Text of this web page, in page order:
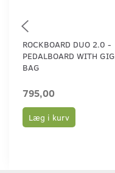
ROCKBOARD DUO 2.0 -
PEDALBOARD WITH GIG
BAG
795,00
Læg i kurv